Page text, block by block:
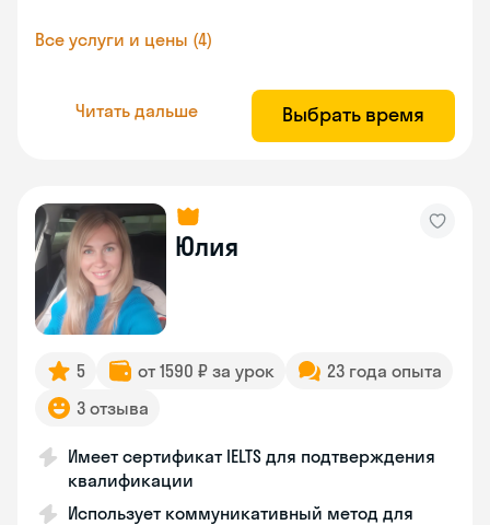
Все услуги и цены (4)
Читать дальше Выбрать время
Юлия
5 от 1590 ₽ за урок
23 года опыта
3 отзыва
Имеет сертификат IELTS для подтверждения
квалификации
Использует коммуникативный метод для